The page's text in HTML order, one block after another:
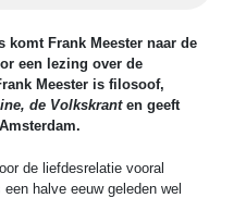
komt Frank Meester naar de
een lezing over de
Meester is filosoof,
de Volkskranten geeft
de liefdesrelatie vooral
halve eeuw geleden wel